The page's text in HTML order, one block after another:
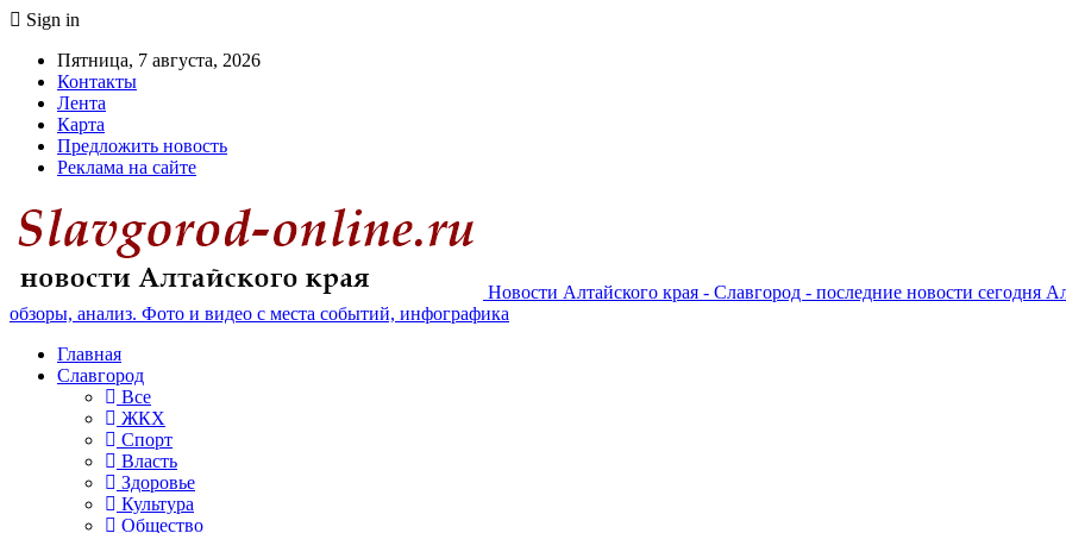
Sign in
Пятница, 7 августа, 2026
Контакты
Лента
Карта
Предложить новость
Реклама на сайте
Новости Алтайского края - Славгород - последние новости сегодня
обзоры, анализ. Фото и видео с места событий, инфографика
Главная
Славгород
Все
ЖКХ
Спорт
Власть
Здоровье
Культура
Общество